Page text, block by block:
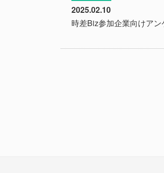
2025.02.10
時差Biz参加企業向けアン